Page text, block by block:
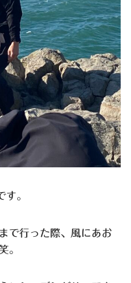
す。
で行った際、風にあお
。